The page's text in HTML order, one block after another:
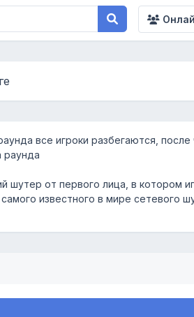
все игроки разбегаются,
раунда
шутер от первого лица, в
известного в мире сетевого